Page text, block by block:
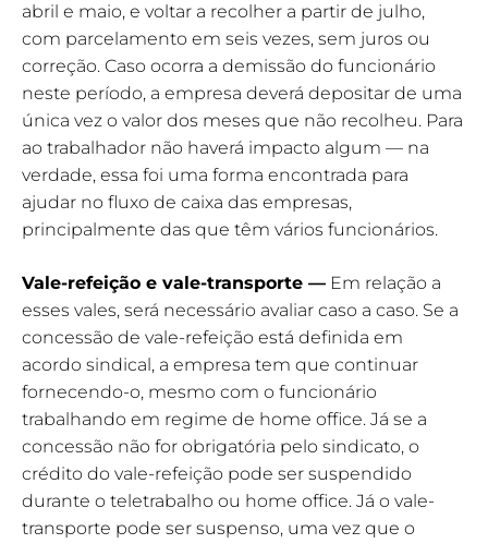
abril e maio, e voltar a recolher a partir de julho,
com parcelamento em seis vezes, sem juros ou
correção. Caso ocorra a demissão do funcionário
neste período, a empresa deverá depositar de uma
única vez o valor dos meses que não recolheu. Para
ao trabalhador não haverá impacto algum — na
verdade, essa foi uma forma encontrada para
ajudar no fluxo de caixa das empresas,
principalmente das que têm vários funcionários.
Vale-refeição e vale-transporte — Em relação a
esses vales, será necessário avaliar caso a caso. Se a
concessão de vale-refeição está definida em
acordo sindical, a empresa tem que continuar
fornecendo-o, mesmo com o funcionário
trabalhando em regime de home office. Já se a
concessão não for obrigatória pelo sindicato, o
crédito do vale-refeição pode ser suspendido
durante o teletrabalho ou home office. Já o vale-
transporte pode ser suspenso, uma vez que o